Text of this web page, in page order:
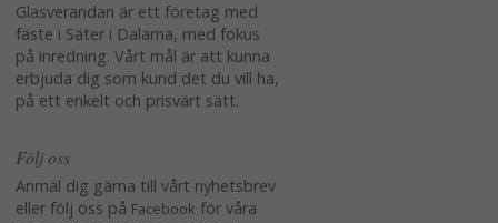
Glasverandan är ett företag med
fäste i Säter i Dalarna, med fokus
på inredning. Vårt mål är att kunna
erbjuda dig som kund det du vill ha,
på ett enkelt och prisvärt sätt.
Följ oss
Anmäl dig gärna till vårt nyhetsbrev
eller följ oss på Facebook för våra